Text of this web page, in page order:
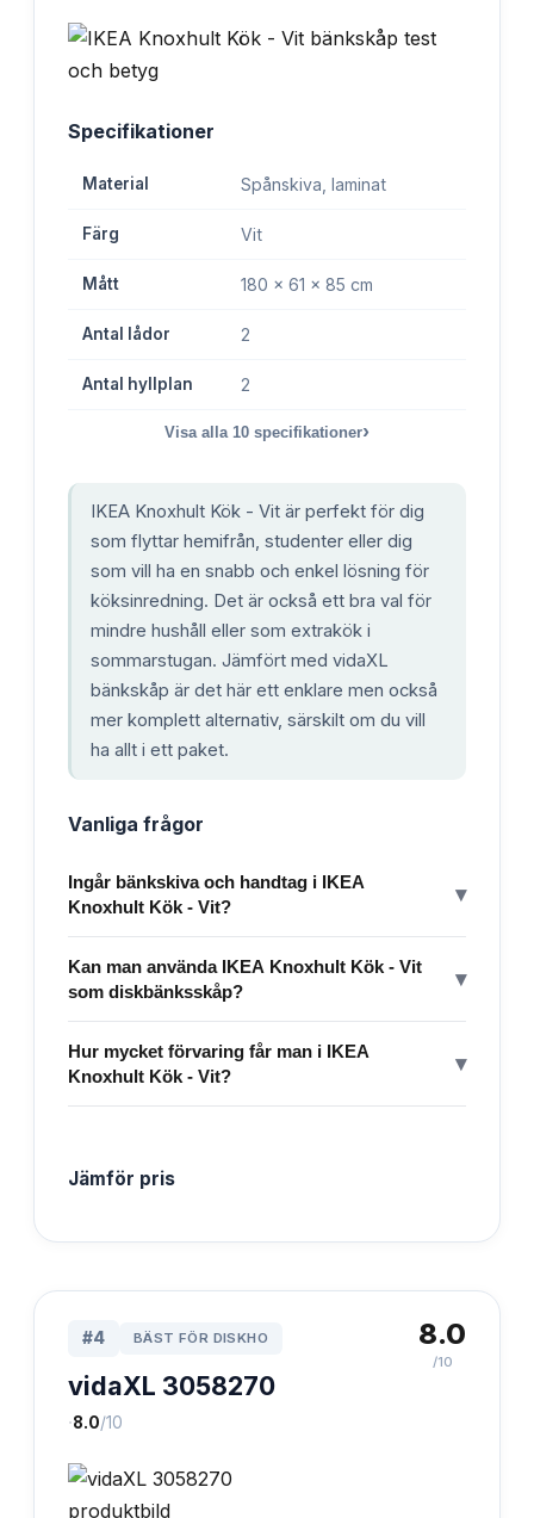
Specifikationer
Material Spånskiva, laminat
Färg Vit
Mått 180 x 61 x 85 cm
Antal lådor 2
Antal hyllplan 2
Visa alla 10 specifikationer›
IKEA Knoxhult Kök - Vit är perfekt för dig
som flyttar hemifrån, studenter eller dig
som vill ha en snabb och enkel lösning för
köksinredning. Det är också ett bra val för
mindre hushåll eller som extrakök i
sommarstugan. Jämfört med vidaXL
bänkskåp är det här ett enklare men också
mer komplett alternativ, särskilt om du vill
ha allt i ett paket.
Vanliga frågor
Ingår bänkskiva och handtag i IKEA
Knoxhult Kök - Vit?
▾
Kan man använda IKEA Knoxhult Kök - Vit
som diskbänksskåp?
▾
Hur mycket förvaring får man i IKEA
Knoxhult Kök - Vit?
▾
Jämför pris
#4 BÄST FÖR DISKHO
vidaXL 3058270
·8.0/10
8.0
/10